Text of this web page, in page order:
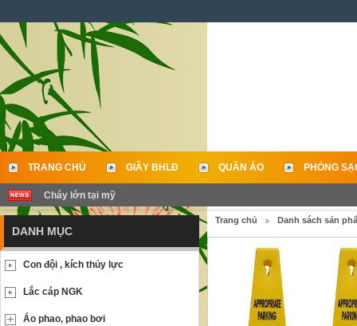
TRANG CHỦ GIẦY BHLĐ QUẦN ÁO PHÒNG
LIÊN HỆ
Cháy lớn tại mỹ
Trang chủ Danh sách sản
DANH MỤC
Con đội , kích thủy lực
Lắc cáp NGK
Áo phao, phao bơi